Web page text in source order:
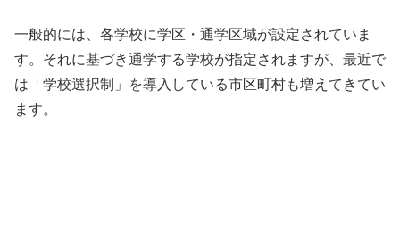
一般的には、各学校に学区・通学区域が設定されていま
す。それに基づき通学する学校が指定されますが、最近で
は「学校選択制」を導入している市区町村も増えてきてい
ます。